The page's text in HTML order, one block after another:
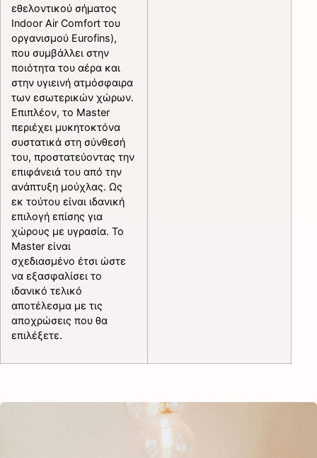
εθελοντικού σήματος
Indoor Air Comfort του
οργανισμού Eurofins),
που συμβάλλει στην
ποιότητα του αέρα και
στην υγιεινή ατμόσφαιρα
των εσωτερικών χώρων.
Επιπλέον, το Master
περιέχει μυκητοκτόνα
συστατικά στη σύνθεσή
του, προστατεύοντας την
επιφάνειά του από την
ανάπτυξη μούχλας. Ως
εκ τούτου είναι ιδανική
επιλογή επίσης για
χώρους με υγρασία. Το
Master είναι
σχεδιασμένο έτσι ώστε
να εξασφαλίσει το
ιδανικό τελικό
αποτέλεσμα με τις
αποχρώσεις που θα
επιλέξετε.